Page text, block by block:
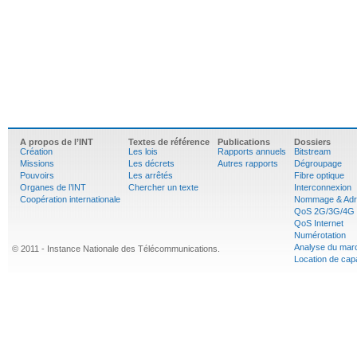
A propos de l’INT
Création
Missions
Pouvoirs
Organes de l’INT
Coopération internationale
Textes de référence
Les lois
Les décrets
Les arrêtés
Chercher un texte
Publications
Rapports annuels
Autres rapports
Dossiers
Bitstream
Dégroupage
Fibre optique
Interconnexion
Nommage &
QoS 2G/3G/4G
QoS Internet
Numérotation
Analyse du
Location de
© 2011 - Instance Nationale des Télécommunications.